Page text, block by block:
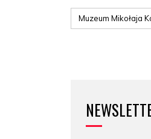
Muzeum Mikołaja